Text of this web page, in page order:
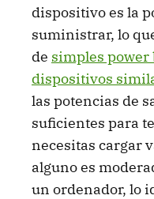
dispositivo es la
suministrar, lo
de simples
dispositivos
las potencias de
suficientes para
necesitas cargar
alguno es
un ordenador, lo